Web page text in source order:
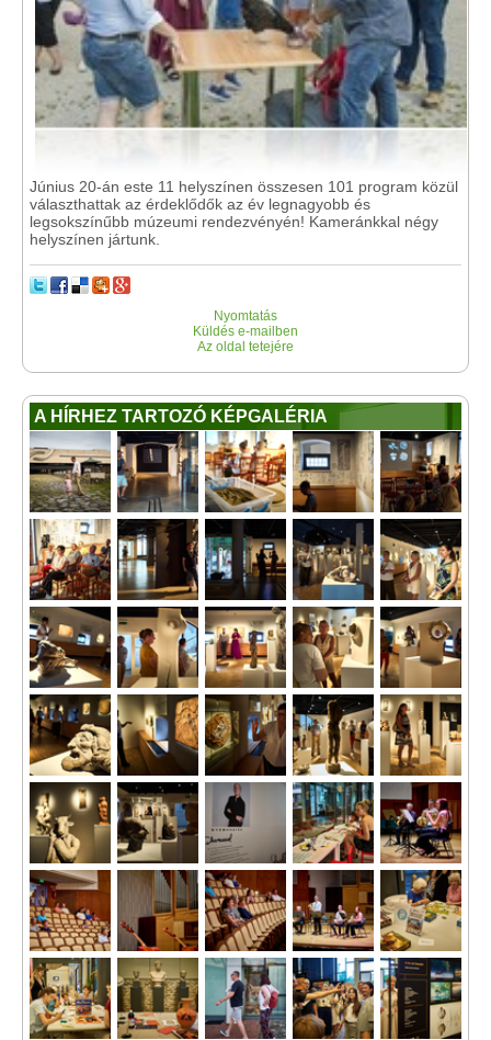
Június 20-án este 11 helyszínen összesen 101 program közül
választhattak az érdeklődők az év legnagyobb és
legsokszínűbb múzeumi rendezvényén! Kameránkkal négy
helyszínen jártunk.
Nyomtatás
Küldés e-mailben
Az oldal tetejére
A HÍRHEZ TARTOZÓ KÉPGALÉRIA